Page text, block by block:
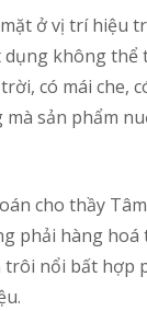
ở vị trí hiệu
dụng không
có mái che,
sản phẩm
cho thầy
phải hàng
trôi nổi bất